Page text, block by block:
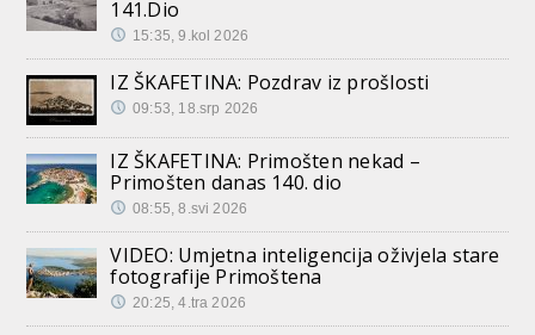
141.Dio
15:35, 9.kol 2026
IZ ŠKAFETINA: Pozdrav iz prošlosti
09:53, 18.srp 2026
IZ ŠKAFETINA: Primošten nekad –
Primošten danas 140. dio
08:55, 8.svi 2026
VIDEO: Umjetna inteligencija oživjela stare
fotografije Primoštena
20:25, 4.tra 2026